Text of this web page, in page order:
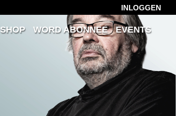
INLOGGEN
SHOP WORD ABONNEE
EVENTS